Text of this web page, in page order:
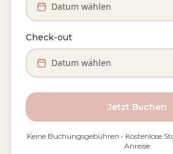
Datum wählen
Check-out
Datum wählen
Jetzt Buchen
Keine Buchungsgebühren • Kostenlose
Anreise